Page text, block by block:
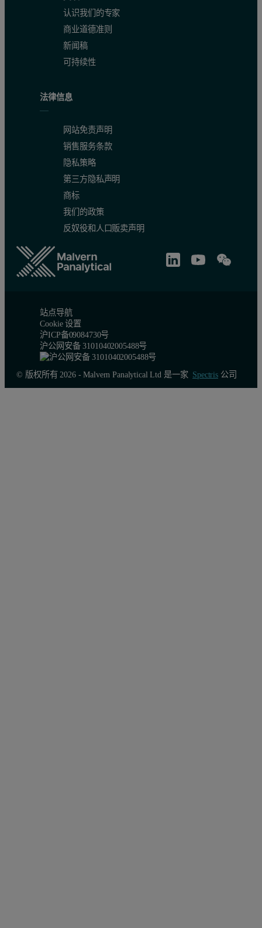
认识我们的专家
商业道德准则
新闻稿
可持续性
法律信息
网站免责声明
销售服务条款
隐私策略
第三方隐私声明
商标
我们的政策
反奴役和人口贩卖声明
站点导航
Cookie 设置
沪ICP备09084730号
沪公网安备 31010402005488号
© 版权所有 2026 - Malvern Panalytical Ltd 是一家 Spectris公司